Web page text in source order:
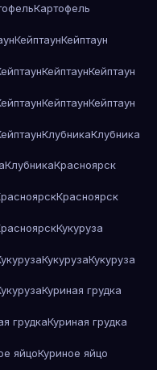
Картофель
КейптаунКейптаун
КейптаунКейптаун
КейптаунКейптаун
КлубникаКлубника
КлубникаКрасноярск
Красноярск
Кукуруза
КукурузаКукуруза
Куриная грудка
грудкаКуриная грудка
яйцоКуриное яйцо